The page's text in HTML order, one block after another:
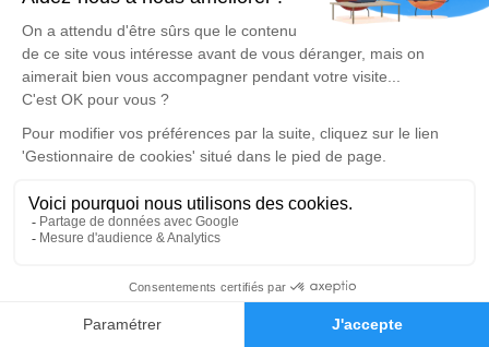
Faire-part Hommages
d'expression dédié à honorer la mémoire de Joséphine
ALLISIARDI.
Un service de plantation d’arbre hommage est
disponible ici
Cérémonie religieuse
Église Sainte-Marguerite de Beaurecueil
Avenue Louise Sylvestre